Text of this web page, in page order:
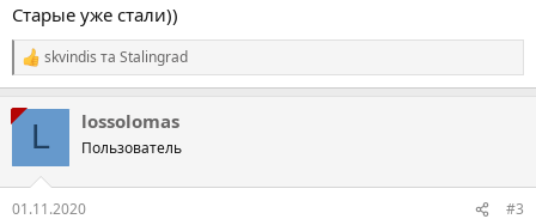
Старые уже стали))
Р
е
к
skvindis та Stalingrad
L lossolomas
Пользователь
01.11.2020 #3